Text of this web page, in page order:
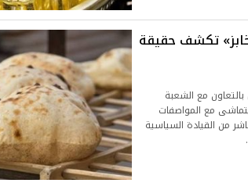
تكشف حقيقة
مع الشعبة
مع المواصفات
من القيادة السياسية